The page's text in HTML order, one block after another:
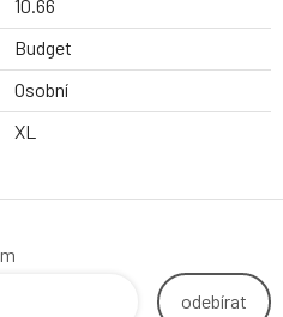
10.66
Budget
Osobní
XL
odebírat